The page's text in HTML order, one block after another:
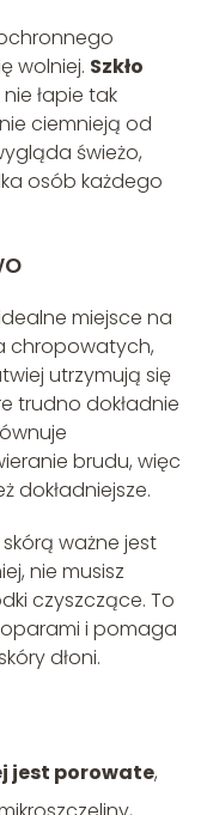
wolniej. Szkło
łapie tak
ciemnieją od
świeżo,
osób każdego
miejsce na
chropowatych,
utrzymują się
trudno dokładnie
brudu, więc
dokładniejsze.
ważne jest
nie musisz
czyszczące. To
i pomaga
dłoni.
jest porowate,